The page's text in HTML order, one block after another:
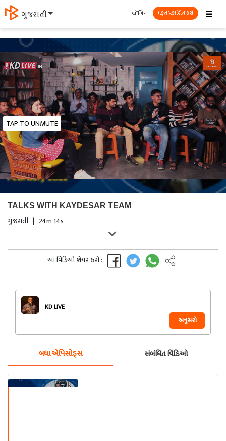
ગુજરાતી ☰
લૉગિન મફત પ્રકાશિત કરો
TAP TO UNMUTE
TALKS WITH KAYDESAR TEAM
ગુજરાતી | 24m 14s
આ વિડિઓ શેયર કરો :
KD LIVE
અનુસરો
બધા એપિસોડ્સ સંબંધિત વિડિઓ